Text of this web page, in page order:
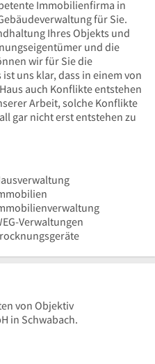
Immobilienfirma in
für Sie.
Ihres Objekts und
und die
wir für Sie die
uns klar, dass in einem von
auch Konflikte entstehen
Arbeit, solche Konflikte
gar nicht erst entstehen zu
Verwaltungen
von Objektiv
in Schwabach.